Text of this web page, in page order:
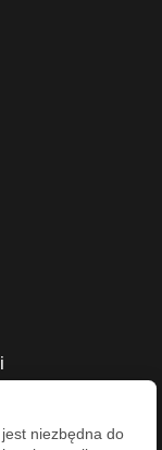
niezbędna do